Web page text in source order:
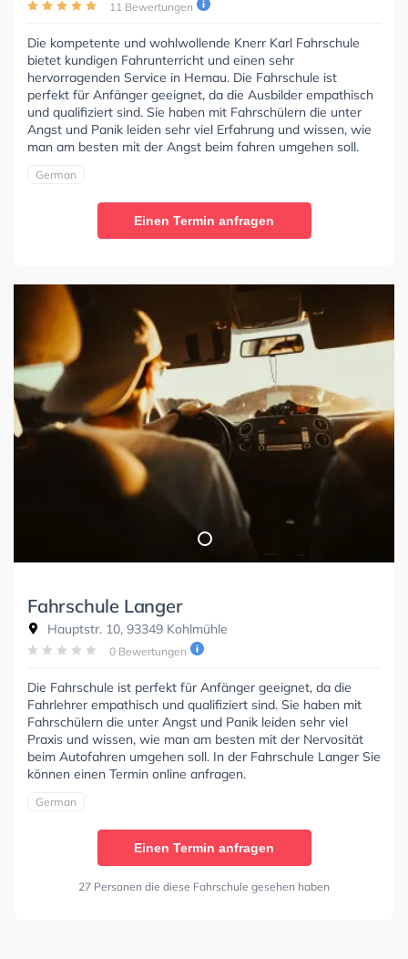
11 Bewertungen
Die kompetente und wohlwollende Knerr Karl Fahrschule
bietet kundigen Fahrunterricht und einen sehr
hervorragenden Service in Hemau. Die Fahrschule ist
perfekt für Anfänger geeignet, da die Ausbilder empathisch
und qualifiziert sind. Sie haben mit Fahrschülern die unter
Angst und Panik leiden sehr viel Erfahrung und wissen, wie
man am besten mit der Angst beim fahren umgehen soll.
German
Einen Termin anfragen
Fahrschule Langer
Hauptstr. 10, 93349 Kohlmühle
0 Bewertungen
Die Fahrschule ist perfekt für Anfänger geeignet, da die
Fahrlehrer empathisch und qualifiziert sind. Sie haben mit
Fahrschülern die unter Angst und Panik leiden sehr viel
Praxis und wissen, wie man am besten mit der Nervosität
beim Autofahren umgehen soll. In der Fahrschule Langer Sie
können einen Termin online anfragen.
German
Einen Termin anfragen
27 Personen die diese Fahrschule gesehen haben